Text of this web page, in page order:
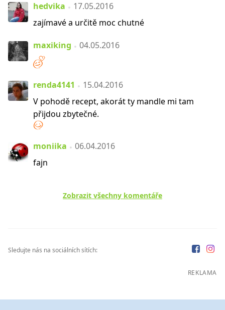
hedvika
17.05.2016
zajímavé a určitě moc chutné
maxiking 04.05.2016
renda4141
15.04.2016
V pohodě recept, akorát ty mandle mi tam
přijdou zbytečné.
moniika
06.04.2016
fajn
Zobrazit všechny komentáře
Sledujte nás na sociálních sítích:
REKLAMA